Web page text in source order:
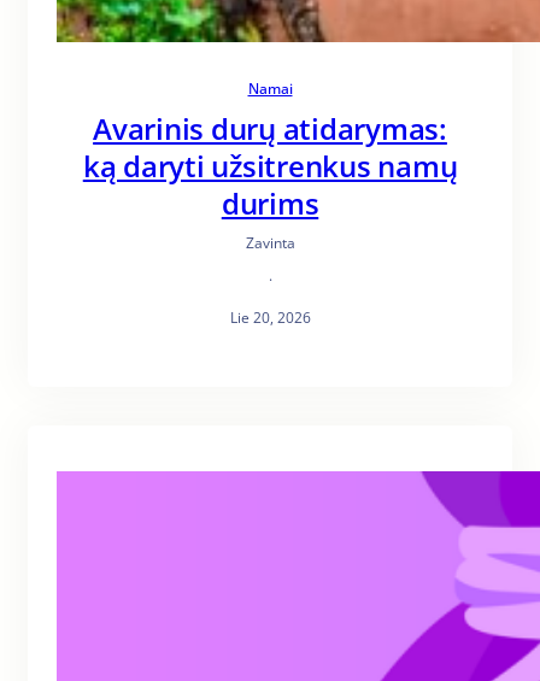
Namai
Avarinis durų atidarymas:
ką daryti užsitrenkus namų
durims
Zavinta
·
Lie 20, 2026